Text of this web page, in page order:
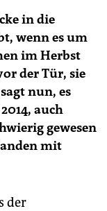
in die
wenn es um
im Herbst
der Tür, sie
nun, es
auch
gewesen
mit
der